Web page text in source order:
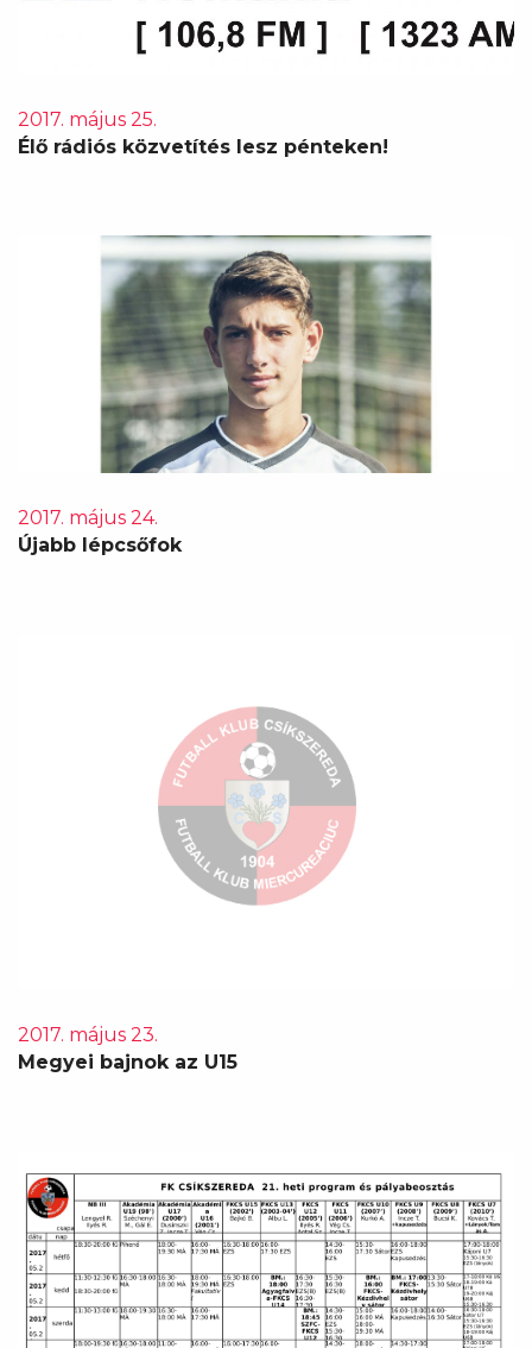
2017. május 25.
Élő rádiós közvetítés lesz pénteken!
2017. május 24.
Újabb lépcsőfok
2017. május 23.
Megyei bajnok az U15